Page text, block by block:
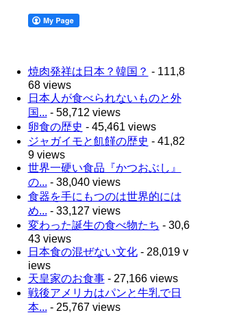
焼肉発祥は日本？韓国？ - 111,8
68 views
日本人が食べられないものと外
国... - 58,712 views
卵食の歴史 - 45,461 views
ジャガイモと飢饉の歴史 - 41,82
9 views
世界一硬い食品『かつおぶし』
の... - 38,040 views
食器を手にもつのは世界的には
め... - 33,127 views
変わった誕生の食べ物たち - 30,6
43 views
日本食の混ぜない文化- 28,019 v
iews
天皇家のお食事- 27,166 views
戦後アメリカはパンと牛乳で日
本... - 25,767 views